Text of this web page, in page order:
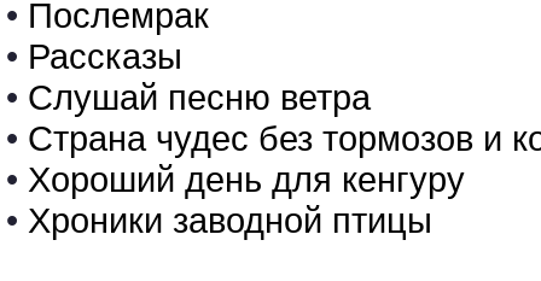
• Послемрак
• Рассказы
• Слушай песню ветра
• Страна чудес без тормозов и
• Хороший день для кенгуру
• Хроники заводной птицы